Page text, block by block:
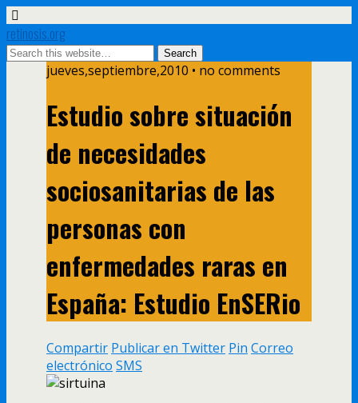
retinosis.org
jueves,septiembre,2010 • no comments
Estudio sobre situación
de necesidades
sociosanitarias de las
personas con
enfermedades raras en
España: Estudio EnSERio
Compartir Publicar en Twitter Pin Correo
electrónico SMS